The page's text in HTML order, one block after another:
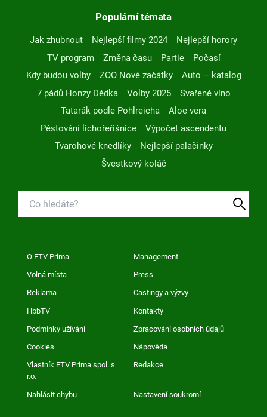
Populární témata
Jak zhubnout Nejlepší filmy 2024
Nejlepší horory
TV program
Změna času Partie
Počasí
Kdy budou volby
ZOO Nové začátky
Auto – katalog
7 pádů Honzy Dědka
Volby 2025
Svařené víno
Tatarák podle Pohlreicha
Aloe vera
Pěstování lichořeřišnice
Výpočet ascendentu
Tvarohové knedlíky
Nejlepší palačinky
Švestkový koláč
O FTV Prima Management
Volná místa Press
Reklama Castingy a výzvy
HbbTV Kontakty
Podmínky užívání Zpracování osobních údajů
Cookies Nápověda
Vlastník FTV Prima spol. s
r.o.
Redakce
Nahlásit chybu Nastavení soukromí